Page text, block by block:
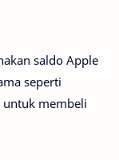
saldo Apple
seperti
untuk membeli